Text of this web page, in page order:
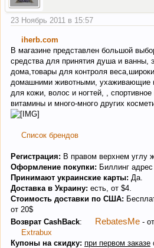
23 Ноябрь 2011 в 15:57
iherb.com
В магазине представлен большой
средства для принятия душа и ванны,
дома,товары для контроля
домашними животными, ухаживающие
для кожи, волос и ногтей, , спортивное
витамины и много-много других
Список брендов
Регистрация: В правом верхнем углу
Оформление покупки: Биллинг
Принимают украинские карты: Да.
Доставка в Украину: есть, от $4.
Стоимость доставки по США:
от 20$
Возврат CashBack: RebatesMe -
Extrabux
Купоны на скидку: при первом заказе